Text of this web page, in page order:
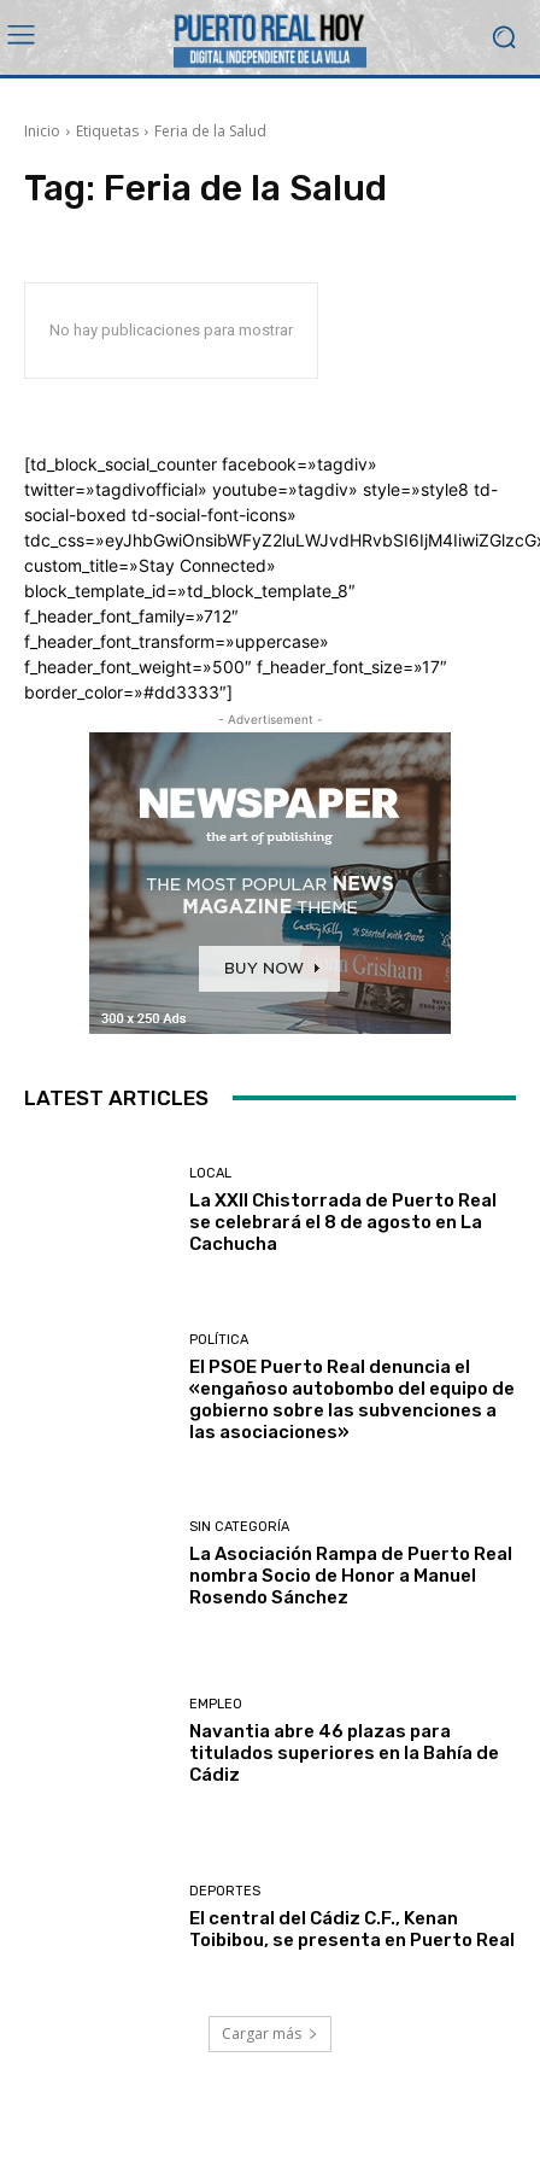
Inicio Etiquetas Feria de la Salud
Tag: Feria de la Salud
No hay publicaciones para mostrar
[td_block_social_counter facebook=»tagdiv»
twitter=»tagdivofficial» youtube=»tagdiv» style=»style8 td-
social-boxed td-social-font-icons»
custom_title=»Stay Connected»
block_template_id=»td_block_template_8″
f_header_font_family=»712″
f_header_font_transform=»uppercase»
f_header_font_weight=»500″ f_header_font_size=»17″
border_color=»#dd3333″]
- Advertisement -
LATEST ARTICLES
LOCAL
La XXII Chistorrada de Puerto Real
se celebrará el 8 de agosto en La
Cachucha
POLÍTICA
El PSOE Puerto Real denuncia el
«engañoso autobombo del equipo de
gobierno sobre las subvenciones a
las asociaciones»
SIN CATEGORÍA
La Asociación Rampa de Puerto Real
nombra Socio de Honor a Manuel
Rosendo Sánchez
EMPLEO
Navantia abre 46 plazas para
titulados superiores en la Bahía de
Cádiz
DEPORTES
El central del Cádiz C.F., Kenan
Toibibou, se presenta en Puerto Real
Cargar más